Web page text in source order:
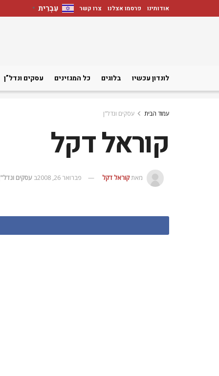
אודותינו פרסמו אצלנו צרו קשר עִבְרִית ▼
לונדון עכשיו בלוגים כל המגזינים עסקים ונדל”ן
עמוד הבית עסקים ונדל"ן
קוראל דקל
מאתקוראל דקל פברואר 26, 2008 ב עסקים